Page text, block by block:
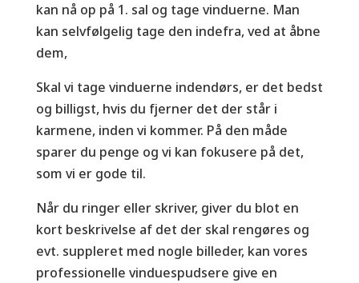
kan nå op på 1. sal og tage vinduerne. Man
kan selvfølgelig tage den indefra, ved at åbne
dem,
Skal vi tage vinduerne indendørs, er det bedst
og billigst, hvis du fjerner det der står i
karmene, inden vi kommer. På den måde
sparer du penge og vi kan fokusere på det,
som vi er gode til.
Når du ringer eller skriver, giver du blot en
kort beskrivelse af det der skal rengøres og
evt. suppleret med nogle billeder, kan vores
professionelle vinduespudsere give en